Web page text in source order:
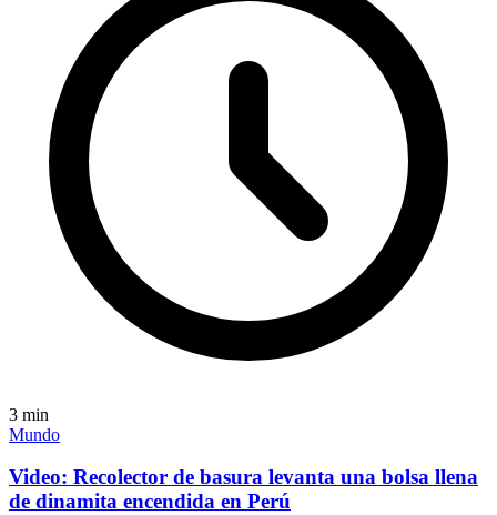
3 min
Mundo
Video: Recolector de basura levanta una bolsa llena
de dinamita encendida en Perú